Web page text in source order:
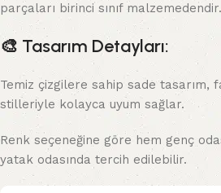
parçaları birinci sınıf malzemedendir.
🎨 Tasarım Detayları:
Temiz çizgilere sahip sade tasarım,
stilleriyle kolayca uyum sağlar.
Renk seçeneğine göre hem genç
yatak odasında tercih edilebilir.